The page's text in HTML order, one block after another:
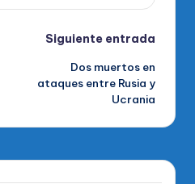
Siguiente entrada
Dos muertos en
ataques entre Rusia y
Ucrania